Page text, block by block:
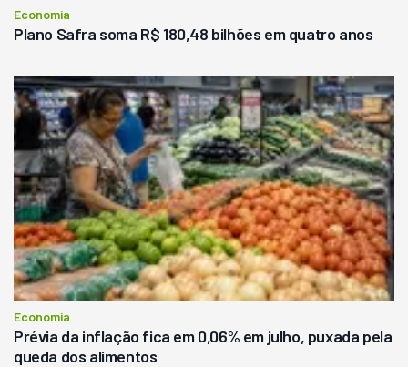
Economia
Plano Safra soma R$ 180,48 bilhões em quatro anos
Economia
Prévia da inflação fica em 0,06% em julho, puxada pela
queda dos alimentos